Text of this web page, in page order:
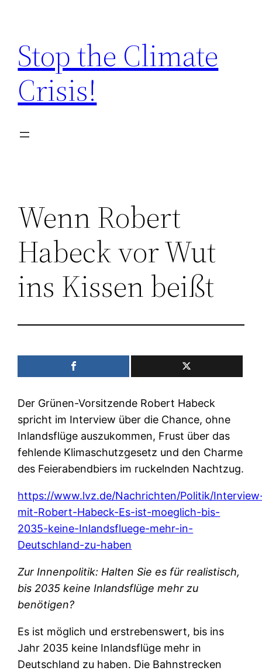
springen
Stop the Climate
Crisis!
Wenn Robert
Habeck vor Wut
ins Kissen beißt
Der Grünen-Vorsitzende Robert Habeck
spricht im Interview über die Chance, ohne
Inlandsflüge auszukommen, Frust über das
fehlende Klimaschutzgesetz und den Charme
des Feierabendbiers im ruckelnden Nachtzug.
https://www.lvz.de/Nachrichten/Politik/
mit-Robert-Habeck-Es-ist-moeglich-bis-
2035-keine-Inlandsfluege-mehr-in-
Deutschland-zu-haben
Zur Innenpolitik: Halten Sie es für realistisch,
bis 2035 keine Inlandsflüge mehr zu
benötigen?
Es ist möglich und erstrebenswert, bis ins
Jahr 2035 keine Inlandsflüge mehr in
Deutschland zu haben. Die Bahnstrecken